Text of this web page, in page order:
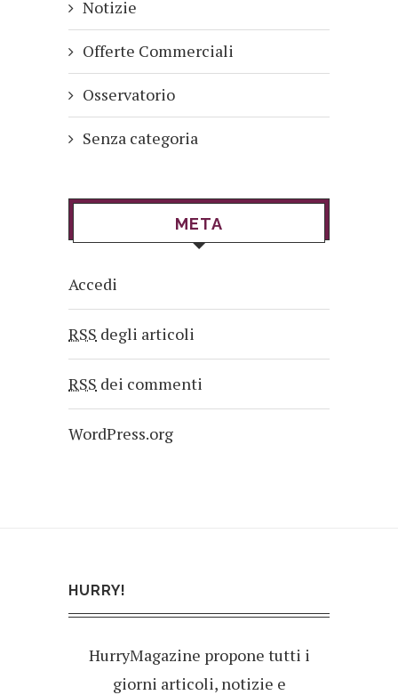
Notizie
Offerte Commerciali
Osservatorio
Senza categoria
META
Accedi
RSS degli articoli
RSS dei commenti
WordPress.org
HURRY!
HurryMagazine propone tutti i
giorni articoli, notizie e